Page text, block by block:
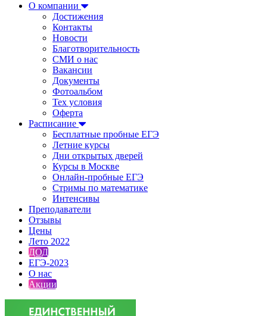
О компании
Достижения
Контакты
Новости
Благотворительность
СМИ о нас
Вакансии
Документы
Фотоальбом
Тех условия
Оферта
Расписание
Бесплатные пробные ЕГЭ
Летние курсы
Дни открытых дверей
Курсы в Москве
Онлайн-пробные ЕГЭ
Стримы по математике
Интенсивы
Преподаватели
Отзывы
Цены
Лето 2022
ДОД
ЕГЭ-2023
О нас
Акции